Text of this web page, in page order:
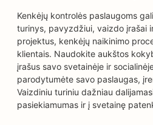
Kenkėjų kontrolės paslaugoms
turinys, pavyzdžiui, vaizdo įrašai
projektus, kenkėjų naikinimo
klientais. Naudokite aukštos
įrašus savo svetainėje ir
parodytumėte savo paslaugas,
Vaizdiniu turiniu dažniau
pasiekiamumas ir į svetainę